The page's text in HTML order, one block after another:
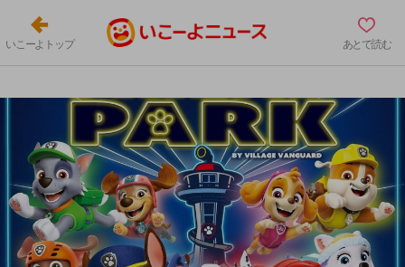
いこーよトップ あとで読む